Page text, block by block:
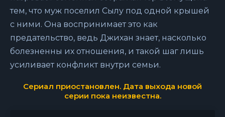
тем, что муж поселил Сылу под одной крышей
с ними. Она воспринимает это как
предательство, ведь Джихан знает, насколько
болезненны их отношения, и такой шаг лишь
усиливает конфликт внутри семьи.
Сериал приостановлен. Дата выхода новой
серии пока неизвестна.